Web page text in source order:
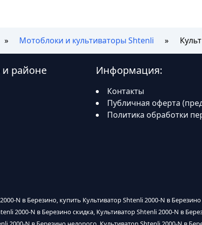
Мотоблоки и культиваторы Shtenli
и районе
Информация:
Контакты
Публичная оферта
Политика обработки
N в Березино, купить Культиватор Shtenli 2000-N в
2000-N в Березино скидка, Культиватор Shtenli 2000-N в